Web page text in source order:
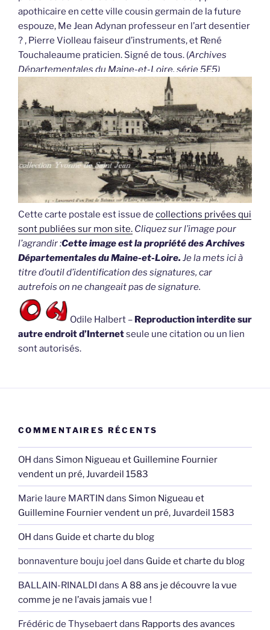
apothicaire en cette ville cousin germain de la future
espouze, Me Jean Adynan professeur en l’art desentier
? , Pierre Violleau faiseur d’instruments, et René
Touchaleaume praticien. Signé de tous. (Archives
Départementales du Maine-et-Loire, série 5E5)
Cette carte postale est issue de collections privées qui
sont publiées sur mon site. Cliquez sur l’image pour
l’agrandir :Cette image est la propriété des Archives
Départementales du Maine-et-Loire. Je la mets ici à
titre d’outil d’identification des signatures, car
autrefois on ne changeait pas de signature.
Odile Halbert – Reproduction interdite sur
autre endroit d’Internetseule une citation ou un lien
sont autorisés.
COMMENTAIRES RÉCENTS
OH dans Simon Nigueau et Guillemine Fournier
vendent un pré, Juvardeil 1583
Marie laure MARTIN dans Simon Nigueau et
Guillemine Fournier vendent un pré, Juvardeil 1583
OH dans Guide et charte du blog
bonnaventure bouju joel dans Guide et charte du blog
BALLAIN-RINALDI dans A 88 ans je découvre la vue
comme je ne l’avais jamais vue !
Frédéric de Thysebaertdans Rapports des avances